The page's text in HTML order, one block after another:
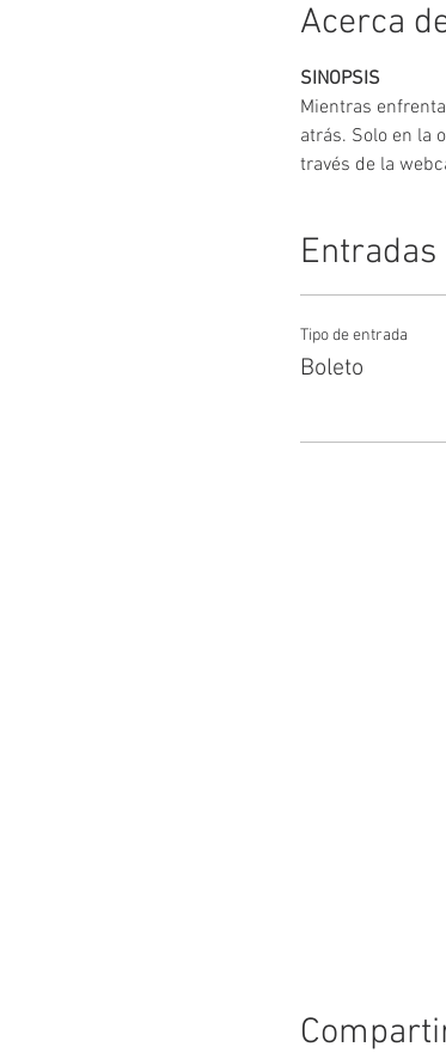
Acerca
SINOPSIS
Mientras
atrás. Solo en la
través de la
Entradas
Tipo de entrada
Boleto